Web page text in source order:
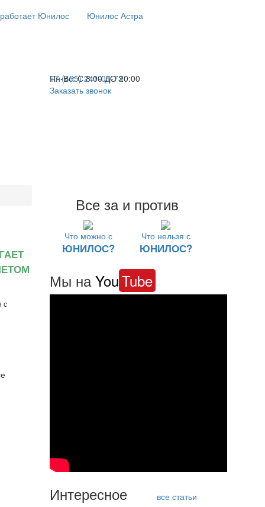
Юнилос Юнилос Астра
+7 (495) 241-05-73
Пн-Вс: С 8:00 ДО 20:00
Заказать звонок
с
Все за и против
Что можно с
ЮНИЛОС?
Что нельзя с
ЮНИЛОС?
Мы наYouTube
все статьи
Интересное